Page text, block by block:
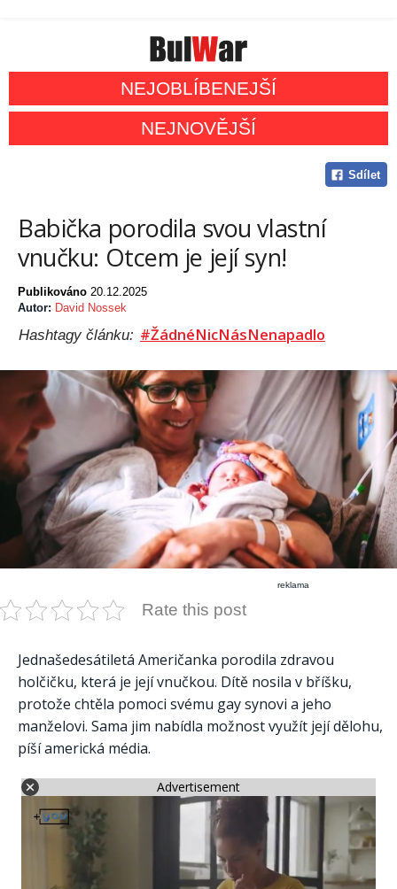
NEJOBLÍBENEJŠÍ
NEJNOVĚJŠÍ
Sdílet
Babička porodila svou vlastní
vnučku: Otcem je její syn!
Publikováno 20.12.2025
Autor: David Nossek
Hashtagy článku: #ŽádnéNicNásNenapadlo
reklama
Rate this post
Jednašedesátiletá Američanka porodila zdravou
holčičku, která je její vnučkou. Dítě nosila v bříšku,
protože chtěla pomoci svému gay synovi a jeho
manželovi. Sama jim nabídla možnost využít její dělohu,
píší americká média.
Advertisement